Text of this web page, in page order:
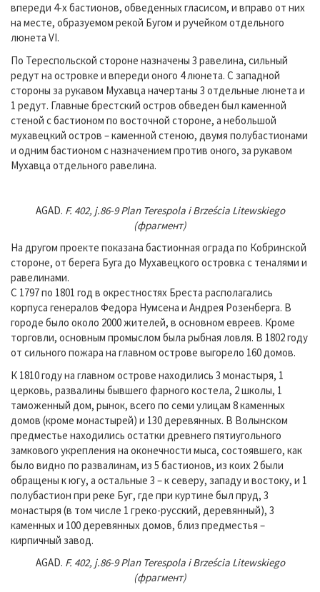
впереди 4-х бастионов, обведенных гласисом, и вправо от них
на месте, образуемом рекой Бугом и ручейком отдельного
люнета VI.
По Тереспольской стороне назначены 3 равелина, сильный
редут на островке и впереди оного 4 люнета. С западной
стороны за рукавом Мухавца начертаны 3 отдельные люнета и
1 редут. Главные брестский остров обведен был каменной
стеной с бастионом по восточной стороне, а небольшой
мухавецкий остров – каменной стеною, двумя полубастионами
и одним бастионом с назначением против оного, за рукавом
Мухавца отдельного равелина.
AGAD. F. 402, j.86-9 Plan Terespola i Brześcia Litewskiego
(фрагмент)
На другом проекте показана бастионная ограда по Кобринской
стороне, от берега Буга до Мухавецкого островка с теналями и
равелинами.
С 1797 по 1801 год в окрестностях Бреста располагались
корпуса генералов Федора Нумсена и Андрея Розенберга. В
городе было около 2000 жителей, в основном евреев. Кроме
торговли, основным промыслом была рыбная ловля. В 1802 году
от сильного пожара на главном острове выгорело 160 домов.
К 1810 году на главном острове находились 3 монастыря, 1
церковь, развалины бывшего фарного костела, 2 школы, 1
таможенный дом, рынок, всего по семи улицам 8 каменных
домов (кроме монастырей) и 130 деревянных. В Волынском
предместье находились остатки древнего пятиугольного
замкового укрепления на оконечности мыса, состоявшего, как
было видно по развалинам, из 5 бастионов, из коих 2 были
обращены к югу, а остальные 3 – к северу, западу и востоку, и 1
полубастион при реке Буг, где при куртине был пруд, 3
монастыря (в том числе 1 греко-русский, деревянный), 3
каменных и 100 деревянных домов, близ предместья –
кирпичный завод.
AGAD. F. 402, j.86-9 Plan Terespola i Brześcia Litewskiego
(фрагмент)